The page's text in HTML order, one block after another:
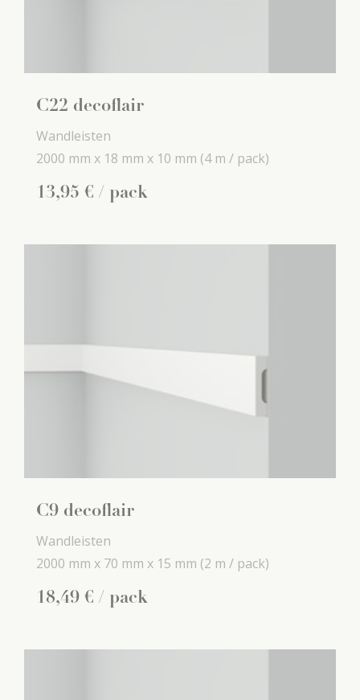
C22 decoflair
Wandleisten
2000 mm x 18 mm x 10 mm (4 m / pack)
13,95 € / pack
C9 decoflair
Wandleisten
2000 mm x 70 mm x 15 mm (2 m / pack)
18,49 € / pack